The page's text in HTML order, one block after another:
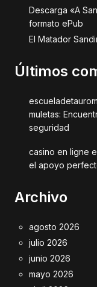
Descarga «A
formato ePub
El Matador
Últimos
muletas:
seguridad
casino en ligne
el apoyo
Archivo
agosto 2026
julio 2026
junio 2026
mayo 2026